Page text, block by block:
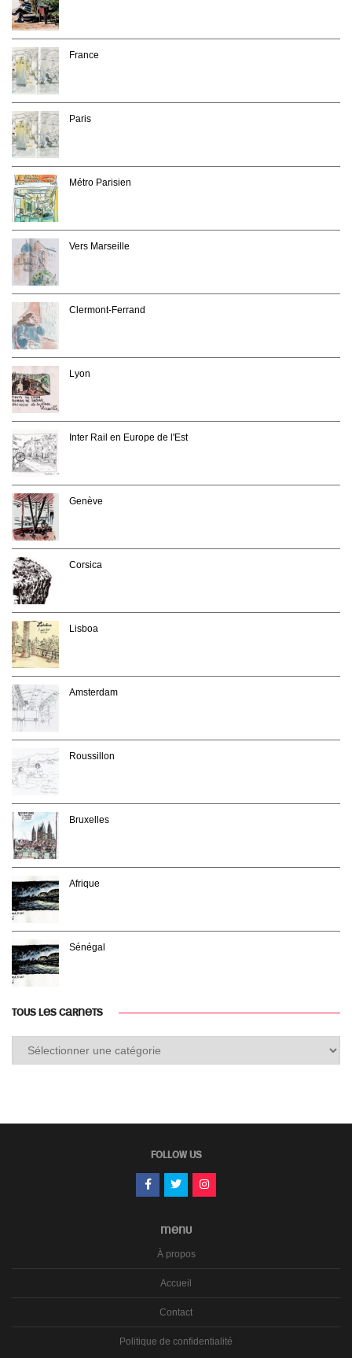
France
Paris
Métro Parisien
Vers Marseille
Clermont-Ferrand
Lyon
Inter Rail en Europe de l'Est
Genève
Corsica
Lisboa
Amsterdam
Roussillon
Bruxelles
Afrique
Sénégal
TOUS LES CARNETS
FOLLOW US
MENU
À propos
Accueil
Contact
Politique de confidentialité